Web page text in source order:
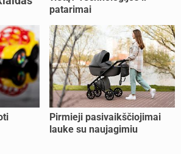
patarimai
Pirmieji pasivaikščiojimai
lauke su naujagimiu